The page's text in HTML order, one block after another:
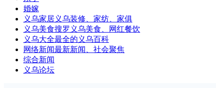
婚嫁
义乌家居义乌装修、家纺、家俱
义乌美食搜罗义乌美食、网红餐饮
义乌大全最全的义乌百科
网络新闻最新新闻、社会聚焦
综合新闻
义乌论坛